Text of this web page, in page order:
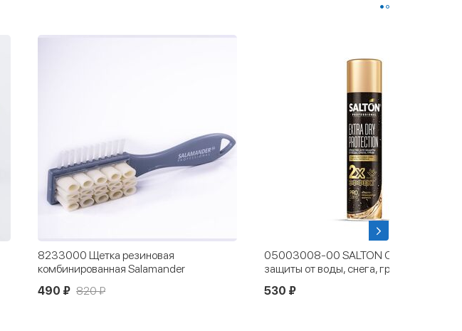
8233000 Щетка резиновая
комбинированная Salamander
490 ₽ 820 ₽
05003008-00 SALTON Средство для
защиты от воды, снега, грязи 300 мл
530 ₽